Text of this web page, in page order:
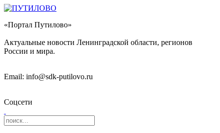
«Портал Путилово»
Актуальные новости Ленинградской области, регионов
России и мира.
Email: info@sdk-putilovo.ru
Соцсети